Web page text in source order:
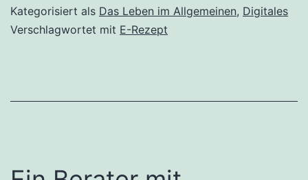
Kategorisiert als Das Leben im Allgemeinen, Digitales
Verschlagwortet mit E-Rezept